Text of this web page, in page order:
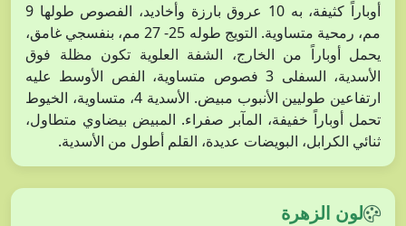
أوباراً كثيفة، به 10 عروق بارزة وأخاديد، الفصوص طولها 9
مم، رمحية متساوية. التويج طوله 25- 27 مم، بنفسجي غامق،
يحمل أوباراً من الخارج، الشفة العلوية تكون مظلة فوق
الأسدية، السفلى 3 فصوص متساوية، الفص الأوسط عليه
ارتفاعين طوليين الأنبوب مبيض. الأسدية 4، متساوية، الخيوط
تحمل أوباراً خفيفة، المآبر صفراء. المبيض بيضاوي متطاول،
ثنائي الكرابل، البويضات عديدة، القلم أطول من الأسدية.
لون الزهرة